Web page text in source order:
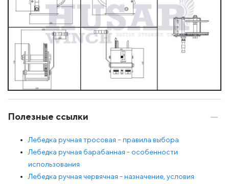
Полезные ссылки
Лебедка ручная тросовая – правила выбора
Лебедка ручная барабанная - особенности
использования
Лебедка ручная червячная - назначение, условия